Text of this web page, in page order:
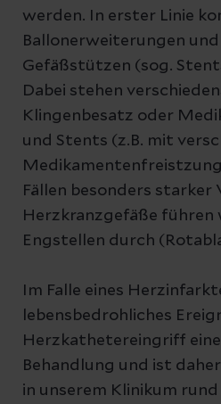
werden. In erster Linie
Ballonerweiterungen
Gefäßstützen (sog.
Dabei stehen
Klingenbesatz oder
und Stents (z.B. mit
Fällen besonders starker
Herzkranzgefäße führen
Engstellen durch
Im Falle eines
lebensbedrohliches
Herzkathetereingriff
Behandlung und ist
in unserem Klinikum